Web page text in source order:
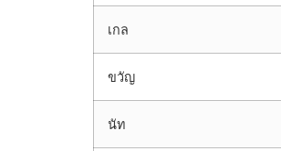
เกล
ขวัญ
นัท